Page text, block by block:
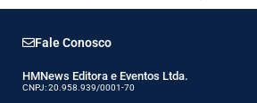
Fale Conosco
HMNews Editora e Eventos Ltda.
CNPJ: 20.958.939/0001-70